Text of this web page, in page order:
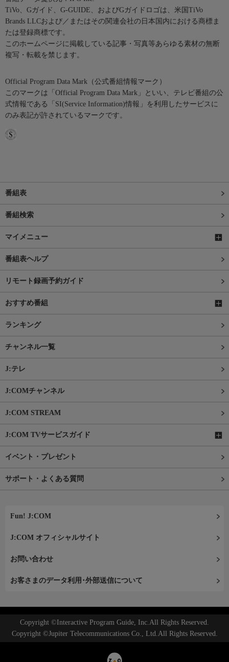
TiVo、Gガイド、G-GUIDE、およびGガイドロゴは、米国TiVo
Brands LLCおよび／またはその関連会社の日本国内における商標ま
たは登録商標です。
このホームページに掲載している記事・写真等あらゆる素材の無断
複写・転載を禁じます。
Official Program Data Mark（公式番組情報マーク）
このマークは「Official Program Data Mark」といい、テレビ番組の公
式情報である「SI(Service Information)情報」を利用したサービスに
のみ表記が許されているマークです。
番組表
番組検索
マイメニュー
番組表ヘルプ
リモート録画予約ガイド
おすすめ番組
ランキング
チャンネル一覧
J:テレ
J:COMチャンネル
J:COM STREAM
J:COM TVサービスガイド
イベント・プレゼント
サポート・よくある質問
Fun! J:COM
J:COM オフィシャルサイト
お問い合わせ
お客さまのデータ利用･外部送信について
Copyright ©Interactive Program Guide, Inc.All Rights Reserved.
Copyright ©Jupiter Telecommunications Co., Ltd.All Rights Reserved.